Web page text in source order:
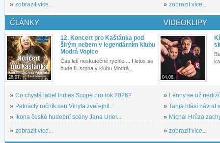
» zobrazit více... » zobrazit více...
ČLÁNKY
28.07.
12. Koncert pro Kaštánka pod
širým nebem v legendárním klubu
Modrá Vopice
Čas letí neskutečně rychle.... I letos se
bude 8. srpna v klubu Modrá...
» Co chystá label Indies Scope pro rok 2026?
» Patnáctý ročník cen Vinyla zveřejnil...
»
Ikona české hudební scény Jana Uriel...
» zobrazit více...
VIDEOKLIPY
04.08.
» Lenny se už
» Tanja hlásí návrat
» Michal Hrůza
» zobrazit více...